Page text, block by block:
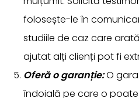
folosește-le în
studiile de caz care
ajutat alți clienți pot fi
Oferă o garanție:O
îndoială pe care o